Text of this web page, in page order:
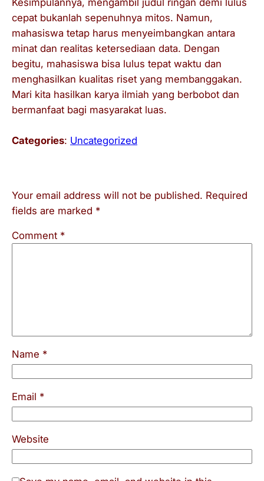
cepat bukanlah sepenuhnya mitos. Namun,
mahasiswa tetap harus menyeimbangkan antara
minat dan realitas ketersediaan data. Dengan
begitu, mahasiswa bisa lulus tepat waktu dan
menghasilkan kualitas riset yang membanggakan.
Mari kita hasilkan karya ilmiah yang berbobot dan
bermanfaat bagi masyarakat luas.
Categories: Uncategorized
Your email address will not be published. Required
fields are marked *
Comment *
Name *
Email *
Website